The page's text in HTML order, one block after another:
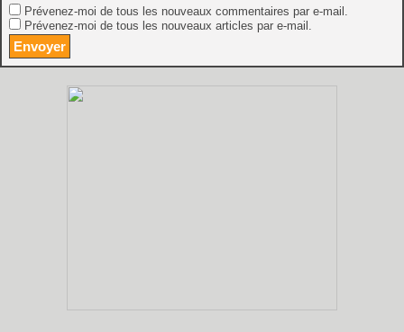
Prévenez-moi de tous les nouveaux commentaires par e-mail.
Prévenez-moi de tous les nouveaux articles par e-mail.